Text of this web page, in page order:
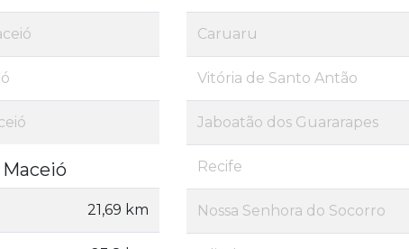
21,69 km
Caruaru
Vitória de Santo Antão
Jaboatão dos Guararapes
Recife
Nossa Senhora do Socorro